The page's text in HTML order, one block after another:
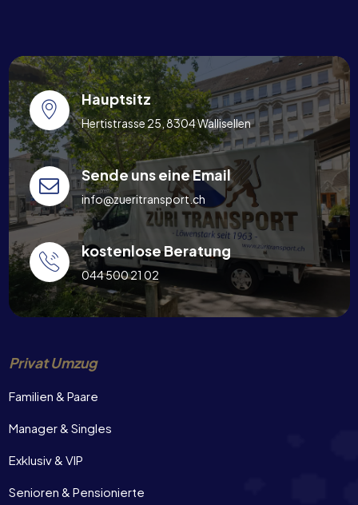
Hauptsitz
Hertistrasse 25, 8304 Wallisellen
Sende uns eine Email
info@zueritransport.ch
kostenlose Beratung
044 500 21 02
Privat Umzug
Familien & Paare
Manager & Singles
Exklusiv & VIP
Senioren & Pensionierte